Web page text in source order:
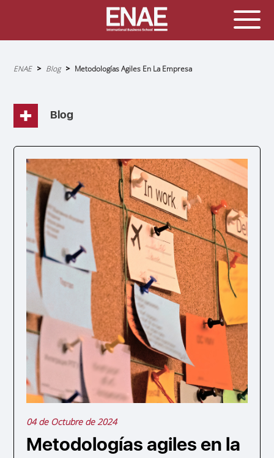
Sobrescribir
la
navegación
ENAE Blog Metodologías Agiles En La Empresa
Blog
04 de Octubre de 2024
Metodologías agiles en la